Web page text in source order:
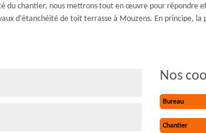
du chantier, nous mettrons tout en œuvre pour répondre
d’étanchéité de toit terrasse à Mouzens. En principe,
Nos
Bureau
Chantier